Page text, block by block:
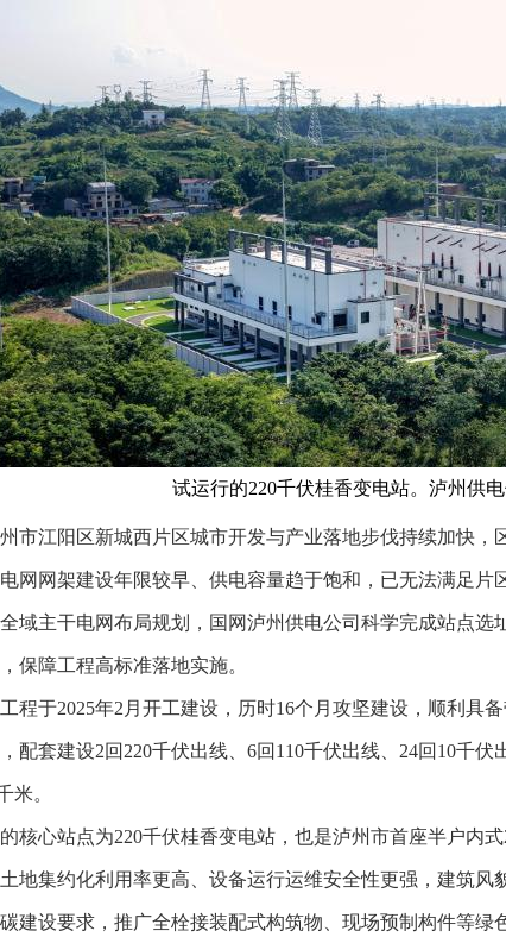
试运行的220千伏桂香变电站。泸州供
江阳区新城西片区城市开发与产业落地步伐持续加快，
网网架建设年限较早、供电容量趋于饱和，已无法满足片
域主干电网布局规划，国网泸州供电公司科学完成站点选
保障工程高标准落地实施。
于2025年2月开工建设，历时16个月攻坚建设，顺利具备
配套建设2回220千伏出线、6回110千伏出线、24回10千
米。
心站点为220千伏桂香变电站，也是泸州市首座半户内式
地集约化利用率更高、设备运行运维安全性更强，建筑风
建设要求，推广全栓接装配式构筑物、现场预制构件等绿